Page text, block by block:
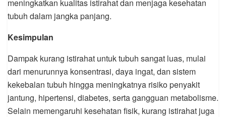
meningkatkan kualitas istirahat dan menjaga kesehatan
tubuh dalam jangka panjang.
Kesimpulan
Dampak kurang istirahat untuk tubuh sangat luas, mulai
dari menurunnya konsentrasi, daya ingat, dan sistem
kekebalan tubuh hingga meningkatnya risiko penyakit
jantung, hipertensi, diabetes, serta gangguan metabolisme.
Selain memengaruhi kesehatan fisik, kurang istirahat juga